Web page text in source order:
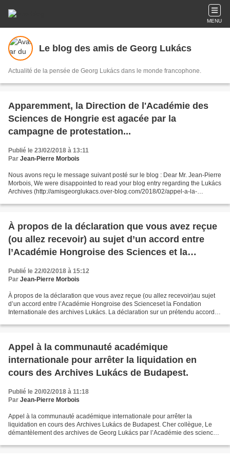
MENU
Le blog des amis de Georg Lukács
Actualité de la pensée de Georg Lukács dans le monde francophone.
Apparemment, la Direction de l'Académie des
Sciences de Hongrie est agacée par la
campagne de protestation...
Publié le 23/02/2018 à 13:11
Par Jean-Pierre Morbois
Nous avons reçu le message suivant posté sur le blog : Dear Mr. Jean-Pierre
Morbois, We were disappointed to read your blog entry regarding the Lukács
Archives (http://amisgeorglukacs.over-blog.com/2018/02/appel-a-la-
cours-des-archives-lukacs-de-budapest.html)...
À propos de la déclaration que vous avez reçue
(ou allez recevoir) au sujet d’un accord entre
l’Académie Hongroise des Sciences et la
Fondation Internationale des archives Lukács
Publié le 22/02/2018 à 15:12
Par Jean-Pierre Morbois
À propos de la déclaration que vous avez reçue (ou allez recevoir)au sujet
d’un accord entre l’Académie Hongroise des Scienceset la Fondation
Internationale des archives Lukács. La déclaration sur un prétendu accord
Appel à la communauté académique
internationale pour arrêter la liquidation en
cours des Archives Lukács de Budapest.
Publié le 20/02/2018 à 11:18
Par Jean-Pierre Morbois
Appel à la communauté académique internationale pour arrêter la
liquidation en cours des Archives Lukács de Budapest. Cher collègue, Le
démantèlement des archives de Georg Lukács par l’Académie des sciences